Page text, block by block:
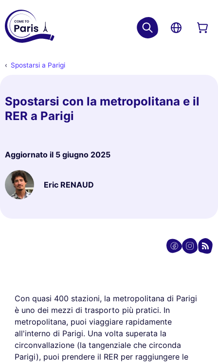
Spostarsi a Parigi
Spostarsi con la metropolitana e il
RER a Parigi
Aggiornato il 5 giugno 2025
Eric RENAUD
Con quasi 400 stazioni, la metropolitana di Parigi
è uno dei mezzi di trasporto più pratici. In
metropolitana, puoi viaggiare rapidamente
all'interno di Parigi. Una volta superata la
circonvallazione (la tangenziale che circonda
Parigi), puoi prendere il RER per raggiungere le